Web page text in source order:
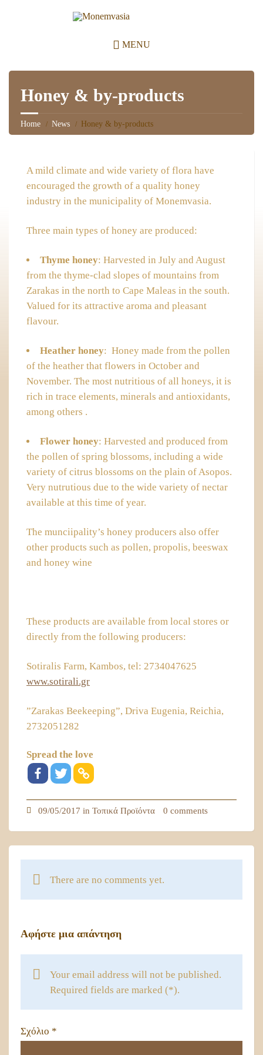
MENU
Honey & by-products
Home News Honey & by-products
A mild climate and wide variety of flora have
encouraged the growth of a quality honey
industry in the municipality of Monemvasia.
Three main types of honey are produced:
Thyme honey: Harvested in July and August
from the thyme-clad slopes of mountains from
Zarakas in the north to Cape Maleas in the south.
Valued for its attractive aroma and pleasant
flavour.
Heather honey: Honey made from the pollen
of the heather that flowers in October and
November. The most nutritious of all honeys, it is
rich in trace elements, minerals and antioxidants,
among others .
Flower honey: Harvested and produced from
the pollen of spring blossoms, including a wide
variety of citrus blossoms on the plain of Asopos.
Very nutrutious due to the wide variety of nectar
available at this time of year.
The munciipality’s honey producers also offer
other products such as pollen, propolis, beeswax
and honey wine
These products are available from local stores or
directly from the following producers:
Sotiralis Farm, Kambos, tel: 2734047625
www.sotirali.gr
”Zarakas Beekeeping”, Driva Eugenia, Reichia,
2732051282
Spread the love
09/05/2017 in Τοπικά Προϊόντα 0 comments
There are no comments yet.
Αφήστε μια απάντηση
Your email address will not be published.
Required fields are marked (*).
Σχόλιο *